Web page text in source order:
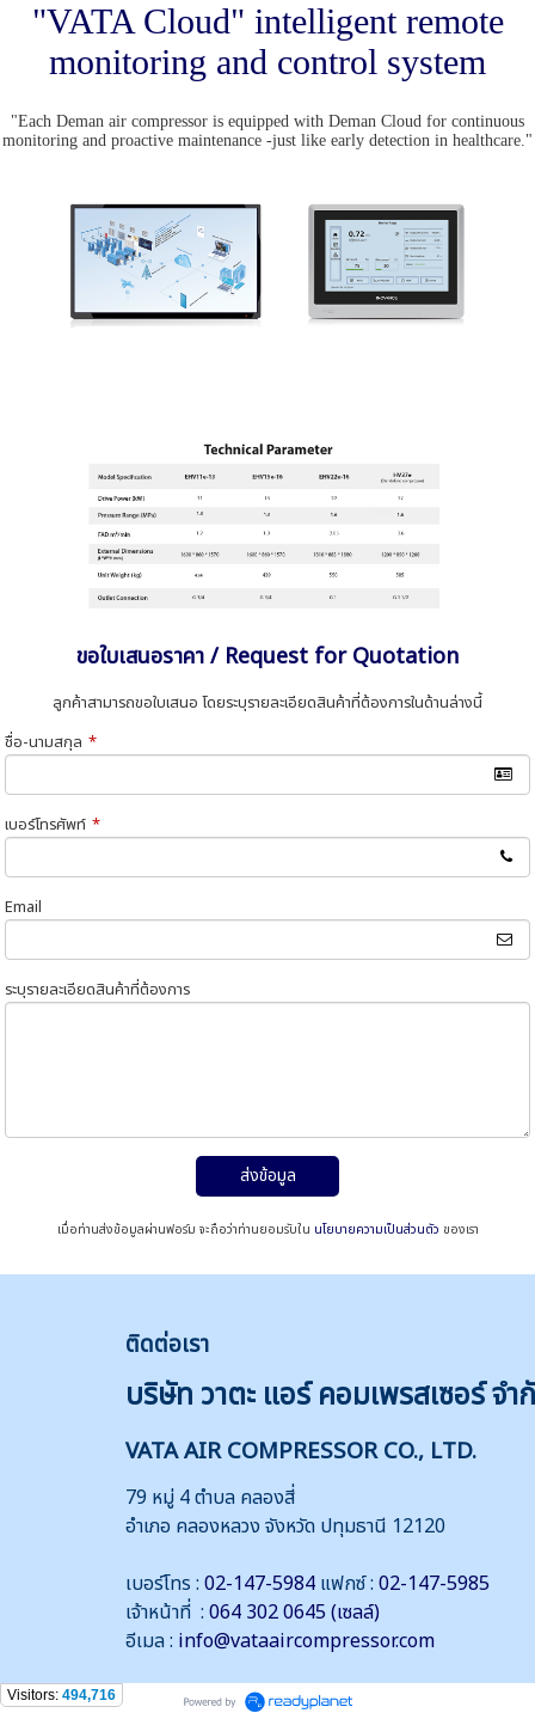
"VATA Cloud" intelligent remote
monitoring and control system
"Each Deman air compressor is equipped with Deman Cloud for continuous
monitoring and proactive maintenance -just like early detection in healthcare."
ขอใบเสนอราคา / Request for Quotation
ลูกค้าสามารถขอใบเสนอ โดยระบุรายละเอียดสินค้าที่ต้องการในด้านล่างนี้
ชื่อ-นามสกุล *
เบอร์โทรศัพท์ *
Email
ระบุรายละเอียดสินค้าที่ต้องการ
ส่งข้อมูล
เมื่อท่านส่งข้อมูลผ่านฟอร์ม จะถือว่าท่านยอมรับใน นโยบายความเป็นส่วนตัว ของเรา
ติดต่อเรา
บริษัท วาตะ แอร์ คอมเพรสเซอร์ จำ
VATA AIR COMPRESSOR CO., LTD.
79 หมู่ 4 ตำบล คลองสี่
อำเภอ คลองหลวง จังหวัด ปทุมธานี 12120
เบอร์โทร : 02-147-5984 แฟกซ์ : 02-147-5985
เจ้าหน้าที่ : 064 302 0645 (เซลล์)
อีเมล : info@vataaircompressor.com
Visitors: 494,716